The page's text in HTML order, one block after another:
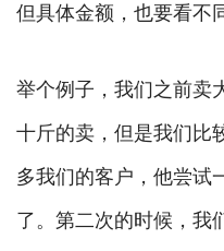
但具体金额，也要看不
举个例子，我们之前卖
十斤的卖，但是我们比
多我们的客户，他尝试
了。第二次的时候，我